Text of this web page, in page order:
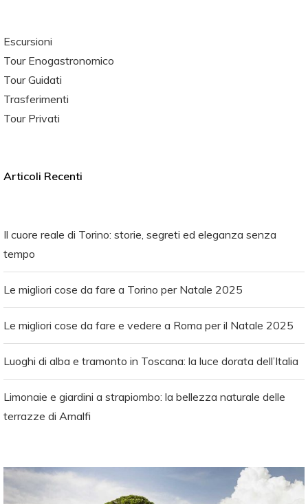
Escursioni
Tour Enogastronomico
Tour Guidati
Trasferimenti
Tour Privati
Articoli Recenti
Il cuore reale di Torino: storie, segreti ed eleganza senza
tempo
Le migliori cose da fare a Torino per Natale 2025
Le migliori cose da fare e vedere a Roma per il Natale 2025
Luoghi di alba e tramonto in Toscana: la luce dorata dell’Italia
Limonaie e giardini a strapiombo: la bellezza naturale delle
terrazze di Amalfi